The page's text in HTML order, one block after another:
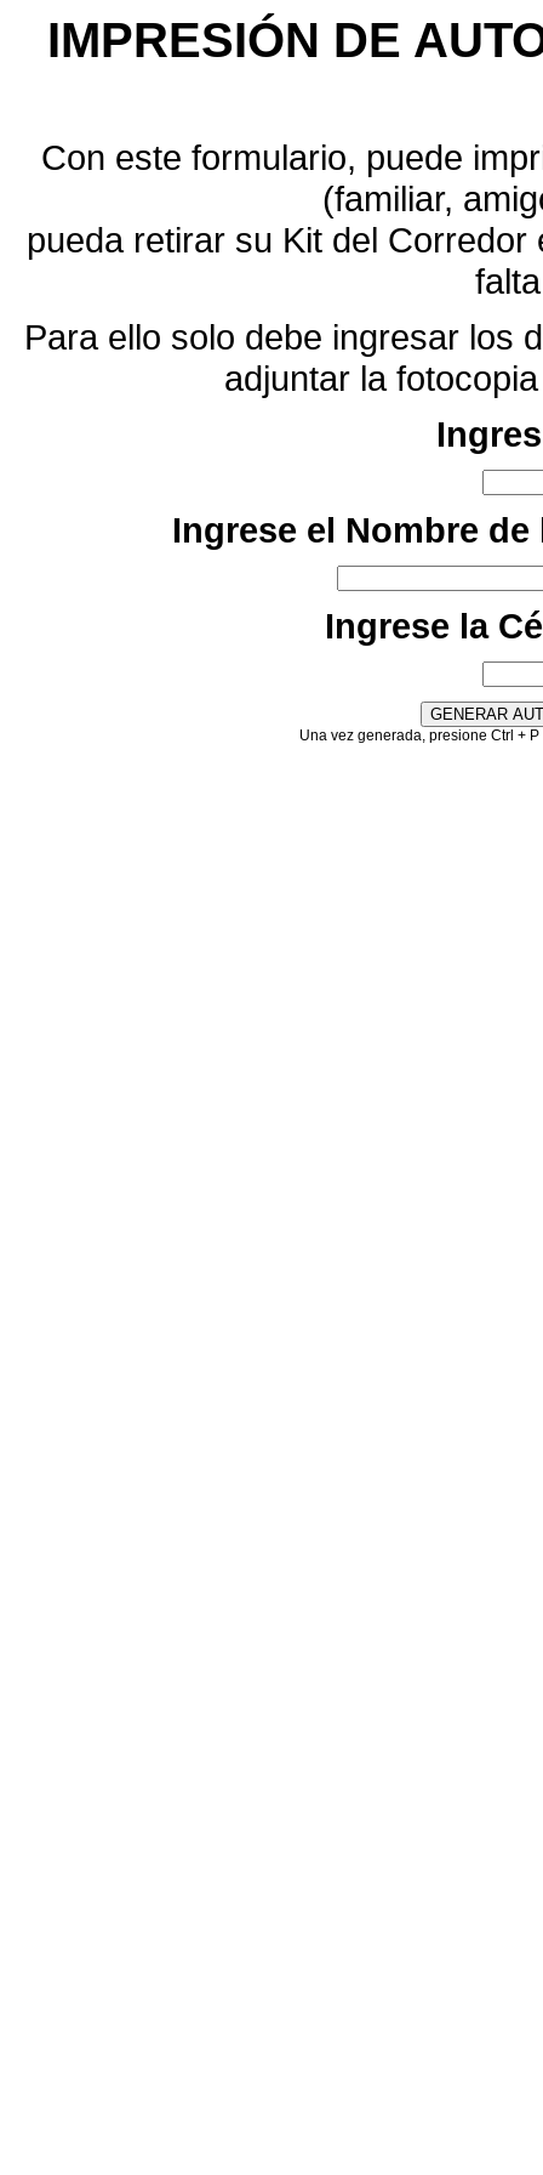
IMPRESIÓN DE
Con este formulario, puede
(familiar,
pueda retirar su Kit del
Para ello solo debe ingresar los
adjuntar la
Ingrese el Nombre
Ingrese la
Una vez generada, presione Ctrl +